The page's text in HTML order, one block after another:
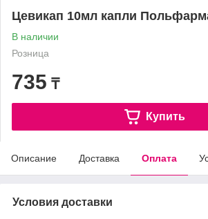
Цевикап 10мл капли
В наличии
Розница
735 ₸
Купить
Описание Доставка Оплата
Условия доставки